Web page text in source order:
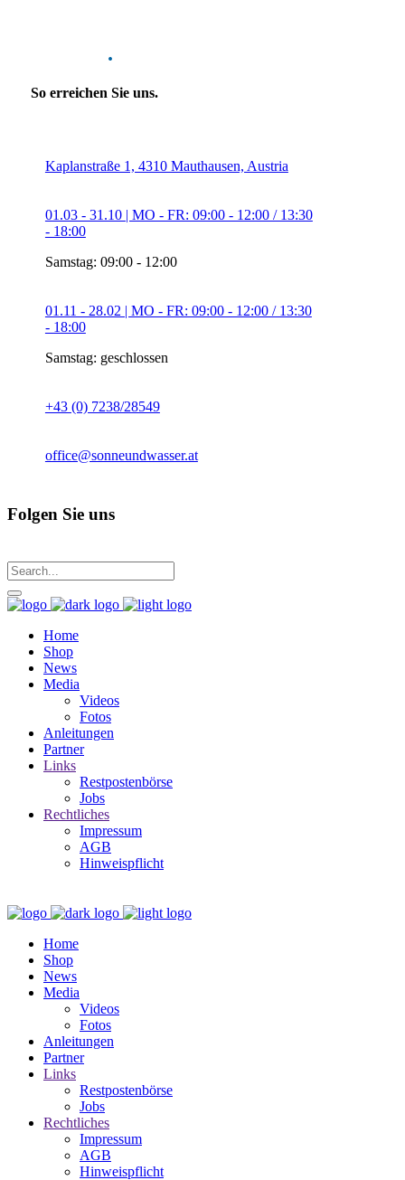
.
So erreichen Sie uns.
Kaplanstraße 1, 4310 Mauthausen, Austria
01.03 - 31.10 | MO - FR: 09:00 - 12:00 / 13:30
- 18:00
Samstag: 09:00 - 12:00
01.11 - 28.02 | MO - FR: 09:00 - 12:00 / 13:30
- 18:00
Samstag: geschlossen
+43 (0) 7238/28549
office@sonneundwasser.at
Folgen Sie uns
Home
Shop
News
Media
Videos
Fotos
Anleitungen
Partner
Links
Restpostenbörse
Jobs
Rechtliches
Impressum
AGB
Hinweispflicht
Home
Shop
News
Media
Videos
Fotos
Anleitungen
Partner
Links
Restpostenbörse
Jobs
Rechtliches
Impressum
AGB
Hinweispflicht